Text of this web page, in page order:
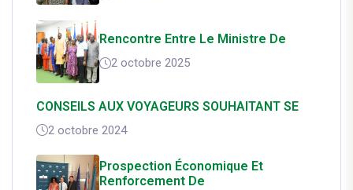
Rencontre Entre Le Ministre De
2 octobre 2025
CONSEILS AUX VOYAGEURS SOUHAITANT SE
2 octobre 2024
Prospection Économique Et
Renforcement De